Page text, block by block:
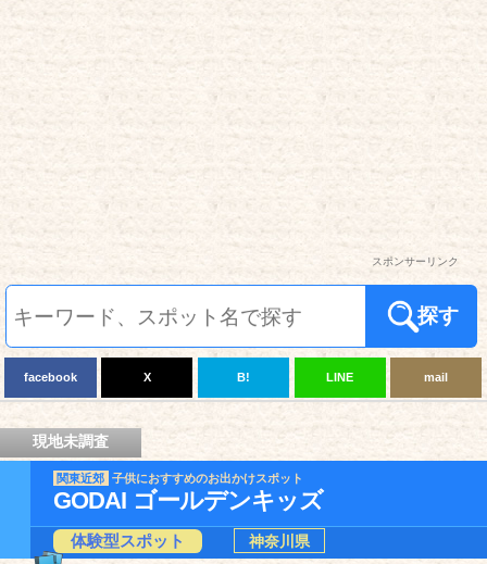
スポンサーリンク
探す
facebook X B! LINE mail
現地未調査
関東近郊 子供におすすめのお出かけスポット
GODAI ゴールデンキッズ
体験型スポット
神奈川県